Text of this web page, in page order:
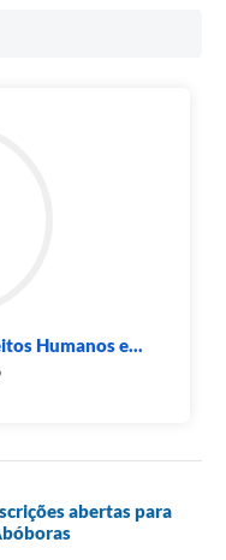
Humanos e...
abertas para